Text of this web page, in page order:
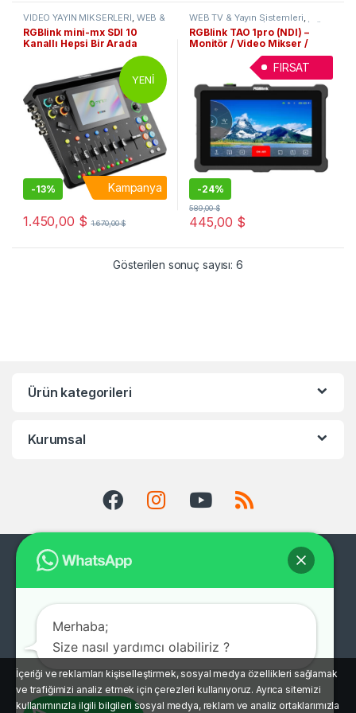
VİDEO YAYIN MİKSERLERİ, WEB &
Canlı Yayın Mikserleri,TV YAYIN
SİSTEMLERİ
RGBlink mini-mx SDI 10
Kanallı Hepsi Bir Arada
-13% Kampanya
YENİ
1.450,00 $ 1.670,00$
WEB TV & Yayın Sistemleri,
PROFESYONEL VİDEO MONİTÖR
VİDEO KAYIT,VİDEO YAYIN
MİKSERLERİ,Video Kaydediciler
WEB Yayın (Streaming) Cihazları
Kameraüstü Monitörler
RGBlink TAO 1pro (NDI) –
Monitör / Video Mikser /
Kayıtçı / Web Yayın
-24%
FIRSAT
445,00 $
589,00$
Gösterilen sonuç sayısı: 6
Ürün kategorileri
Kurumsal
Müşteri Destek Hattı
İçeriği ve reklamları kişiselleştirmek, sosyal medya özellikleri sağlamak
ve trafiğimizi analiz etmek için çerezleri kullanıyoruz. Ayrıca sitemizi
kullanımınızla ilgili bilgileri sosyal medya, reklam ve analiz ortaklarımızla
Merhaba;
Size nasıl yardımcı olabiliriz ?